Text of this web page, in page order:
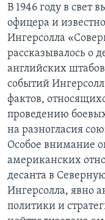
В 1946 году в свет
офицера и
Ингерсолла
рассказывалось о
английских
событий
фактов,
проведению
на разногласия
Особое внимание
американских
десанта в
Ингерсолла, явно
политики и